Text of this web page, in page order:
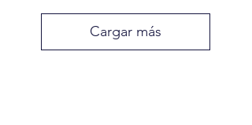
Cargar más